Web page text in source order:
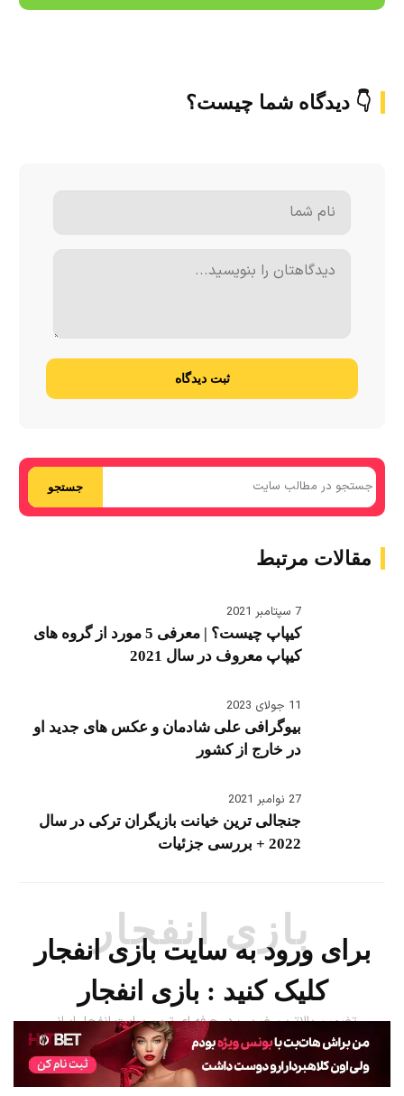
👇 دیدگاه شما چیست؟
ثبت دیدگاه
جستجو
مقالات مرتبط
7 سپتامبر 2021
کیپاپ چیست؟ | معرفی 5 مورد از گروه های
کیپاپ معروف در سال 2021
11 جولای 2023
بیوگرافی علی شادمان و عکس های جدید او
در خارج از کشور
27 نوامبر 2021
جنجالی ترین خیانت بازیگران ترکی در سال
2022 + بررسی جزئیات
بازی انفجار
برای ورود به سایت بازی انفجار
کلیک کنید : بازی انفجار
تضمین بالاترین ضریب در حرفه ای ترین سایت انفجار ایرانی